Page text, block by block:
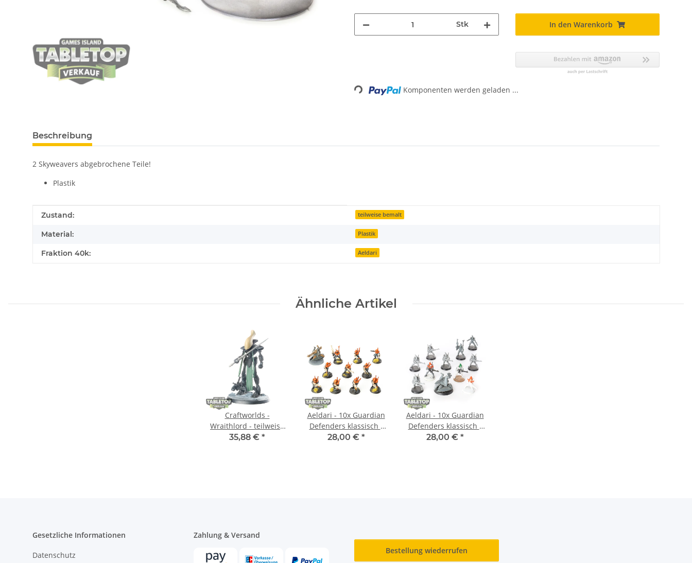
Stk In den Warenkorb
Loading... Komponenten werden geladen ...
Beschreibung
2 Skyweavers abgebrochene Teile!
Plastik
Produkteigenschaft
Wert
Zustand: teilweise bemalt
Material: Plastik
Fraktion 40k: Aeldari
Ähnliche Artikel
Craftworlds -
Wraithlord - teilweise
bemalt
35,88 € *
Aeldari - 10x Guardian
Defenders klassisch -
teilweise bemalt
28,00 € *
Aeldari - 10x Guardian
Defenders klassisch -
teilweise bemalt
28,00 € *
Gesetzliche Informationen
Datenschutz
Zahlung & Versand
Bestellung wiederrufen